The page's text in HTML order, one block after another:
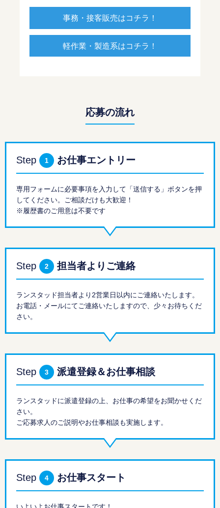
事務・接客販売はコチラ！
軽作業・製造系はコチラ！
応募の流れ
Step 1 お仕事エントリー
専用フォームに必要事項を入力して「送信する」ボタンを押
してください。ご相談だけも大歓迎！
※履歴書のご用意は不要です
Step 2 担当者よりご連絡
ランスタッド担当者より2営業日以内にご連絡いたします。
お電話・メールにてご連絡いたしますので、少々お待ちくだ
さい。
Step 3 派遣登録＆お仕事相談
ランスタッドに派遣登録の上、お仕事の希望をお聞かせくだ
さい。
ご応募求人のご説明やお仕事相談も実施します。
Step 4 お仕事スタート